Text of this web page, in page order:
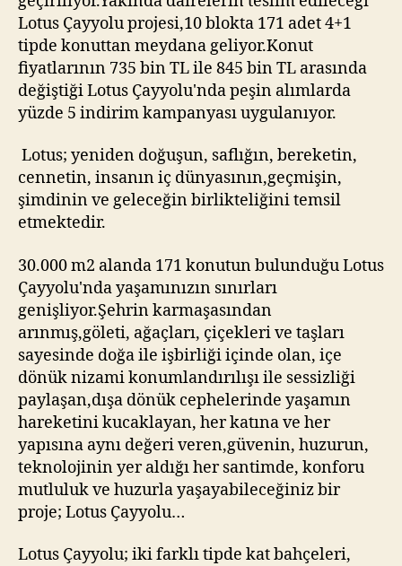
Lotus Çayyolu projesi,10 blokta 171 adet 4+1
tipde konuttan meydana geliyor.Konut
fiyatlarının 735 bin TL ile 845 bin TL arasında
değiştiği Lotus Çayyolu'nda peşin alımlarda
yüzde 5 indirim kampanyası uygulanıyor.
Lotus; yeniden doğuşun, saflığın, bereketin,
cennetin, insanın iç dünyasının,geçmişin,
şimdinin ve geleceğin birlikteliğini temsil
etmektedir.
30.000 m2 alanda 171 konutun bulunduğu Lotus
Çayyolu'nda yaşamınızın sınırları
genişliyor.Şehrin karmaşasından
arınmış,göleti, ağaçları, çiçekleri ve taşları
sayesinde doğa ile işbirliği içinde olan, içe
dönük nizami konumlandırılışı ile sessizliği
paylaşan,dışa dönük cephelerinde yaşamın
hareketini kucaklayan, her katına ve her
yapısına aynı değeri veren,güvenin, huzurun,
teknolojinin yer aldığı her santimde, konforu
mutluluk ve huzurla yaşayabileceğiniz bir
proje; Lotus Çayyolu…
Lotus Çayyolu; iki farklı tipde kat bahçeleri,